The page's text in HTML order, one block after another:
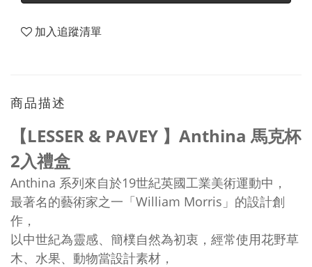
加入追蹤清單
商品描述
【LESSER & PAVEY 】Anthina 馬克杯
2入禮盒
Anthina 系列來自於19世紀英國工業美術運動中，
最著名的藝術家之一「William Morris」的設計創
作，
以中世紀為靈感、 簡樸自然為初衷，經常使用花野草
木、水果、動物當設計素材，